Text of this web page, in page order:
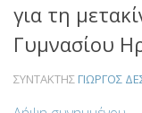
για τη
Γυμνασίου
ΣΥΝΤΆΚΤΗΣ ΓΙΏΡΓΟΣ